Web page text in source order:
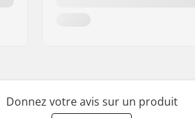
Donnez votre avis sur un produit